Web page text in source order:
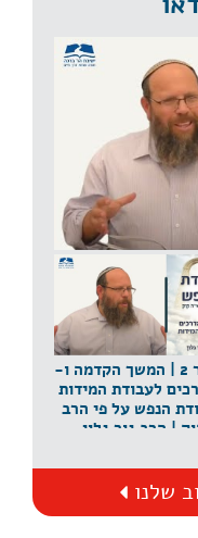
על פי הרב קוק | הרב
שיעור 2 | המשך הקדמה ו-
לעבודת המידות
הנפש על פי הרב
| הרב גור גלון
שלנו